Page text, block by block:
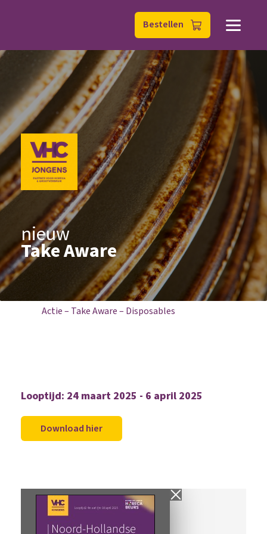
Bestellen
nieuw
Take Aware
Aanbiedingen
Actie – Take Aware – Disposables
Looptijd: 24 maart 2025 - 6 april 2025
Download hier